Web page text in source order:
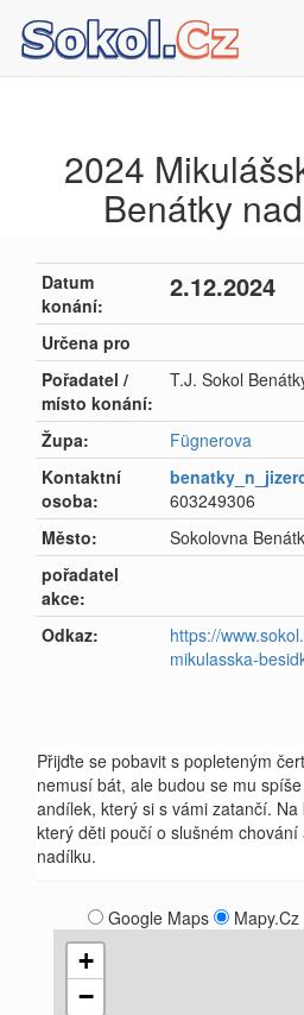
2024
Benátky
Datum
konání:
2.12.2024
Určena pro
Pořadatel /
místo konání:
T.J. Sokol
Župa:
Fügnerova
Kontaktní
osoba:
603249306
Město:
Sokolovna
pořadatel
akce:
Odkaz:
https://
mikulasska-
Přijďte se pobavit s popleteným
nemusí bát, ale budou se mu
andílek, který si s vámi zatančí.
který děti poučí o slušném
nadílku.
Google Maps Mapy.Cz
+
−